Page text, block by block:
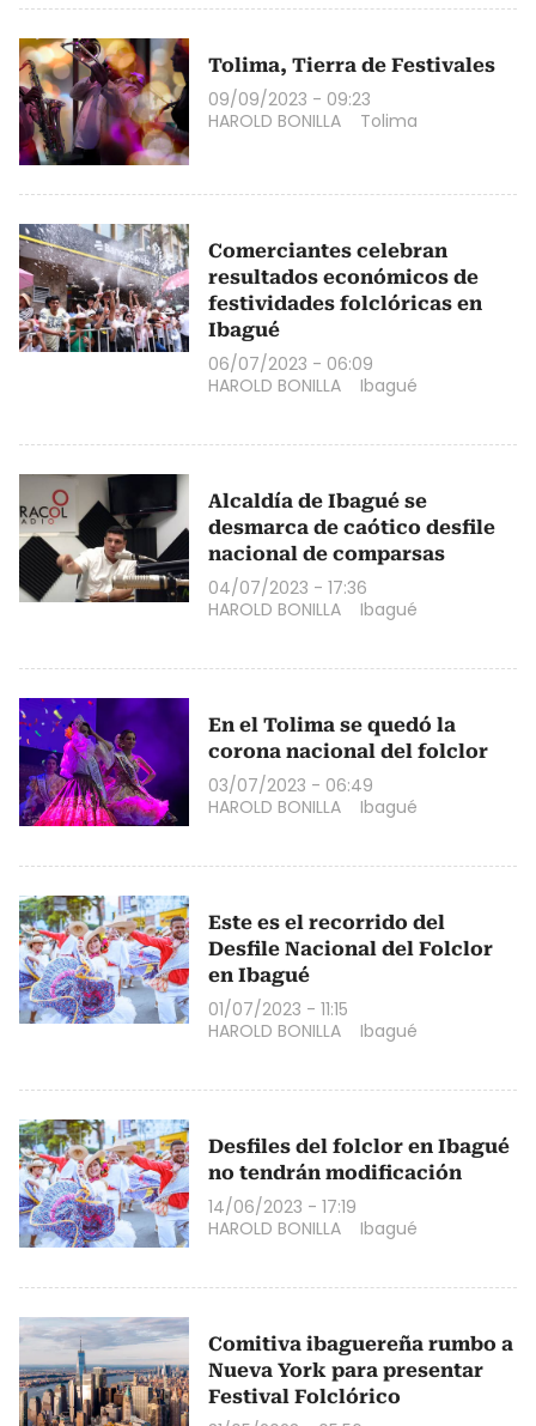
Tolima, Tierra de Festivales
09/09/2023 - 09:23
HAROLD BONILLA
Tolima
Comerciantes celebran
resultados económicos de
festividades folclóricas en
Ibagué
06/07/2023 - 06:09
HAROLD BONILLA
Ibagué
Alcaldía de Ibagué se
desmarca de caótico desfile
nacional de comparsas
04/07/2023 - 17:36
HAROLD BONILLA
Ibagué
En el Tolima se quedó la
corona nacional del folclor
03/07/2023 - 06:49
HAROLD BONILLA
Ibagué
Este es el recorrido del
Desfile Nacional del Folclor
en Ibagué
01/07/2023 - 11:15
HAROLD BONILLA
Ibagué
Desfiles del folclor en Ibagué
no tendrán modificación
14/06/2023 - 17:19
HAROLD BONILLA
Ibagué
Comitiva ibaguereña rumbo a
Nueva York para presentar
Festival Folclórico